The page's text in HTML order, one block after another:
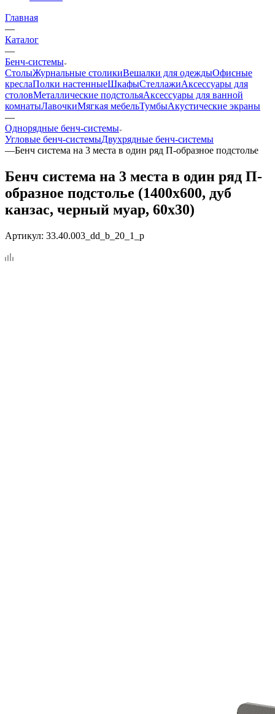
Главная
—
Каталог
—
Бенч-системы
СтолыЖурнальные столикиВешалки для одеждыОфисные
креслаПолки настенныеШкафыСтеллажиАксессуары для
столовМеталлические подстольяАксессуары для ванной
комнатыЛавочкиМягкая мебельТумбыАкустические экраны
—
Однорядные бенч-системы
Угловые бенч-системыДвухрядные бенч-системы
—Бенч система на 3 места в один ряд П-образное подстолье
Бенч система на 3 места в один ряд П-
образное подстолье (1400x600, дуб
канзас, черный муар, 60x30)
Артикул: 33.40.003_dd_b_20_1_p